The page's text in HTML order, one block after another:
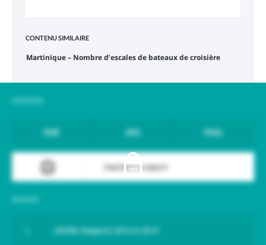
PDF JPG PNG
Imprimer ce rapport
IEDOM, Rapports 2012 et 2014
CONTENU SIMILAIRE
Martinique – Nombre d’escales de bateaux de croisière